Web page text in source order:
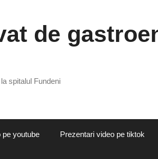
de
spitalul Fundeni
pe youtube Prezentari video pe tiktok